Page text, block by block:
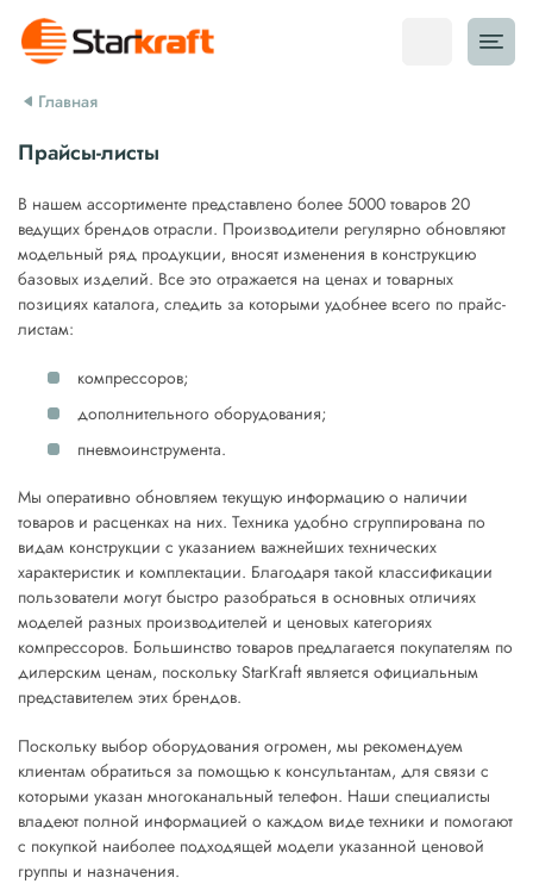
Главная
Прайсы-листы
В нашем ассортименте представлено более 5000 товаров 20
ведущих брендов отрасли. Производители регулярно обновляют
модельный ряд продукции, вносят изменения в конструкцию
базовых изделий. Все это отражается на ценах и товарных
позициях каталога, следить за которыми удобнее всего по прайс-
листам:
компрессоров;
дополнительного оборудования;
пневмоинструмента.
Мы оперативно обновляем текущую информацию о наличии
товаров и расценках на них. Техника удобно сгруппирована по
видам конструкции с указанием важнейших технических
характеристик и комплектации. Благодаря такой классификации
пользователи могут быстро разобраться в основных отличиях
моделей разных производителей и ценовых категориях
компрессоров. Большинство товаров предлагается покупателям по
дилерским ценам, поскольку StarKraft является официальным
представителем этих брендов.
Поскольку выбор оборудования огромен, мы рекомендуем
клиентам обратиться за помощью к консультантам, для связи с
которыми указан многоканальный телефон. Наши специалисты
владеют полной информацией о каждом виде техники и помогают
с покупкой наиболее подходящей модели указанной ценовой
группы и назначения.